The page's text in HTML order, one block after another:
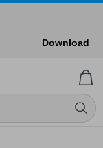
Download